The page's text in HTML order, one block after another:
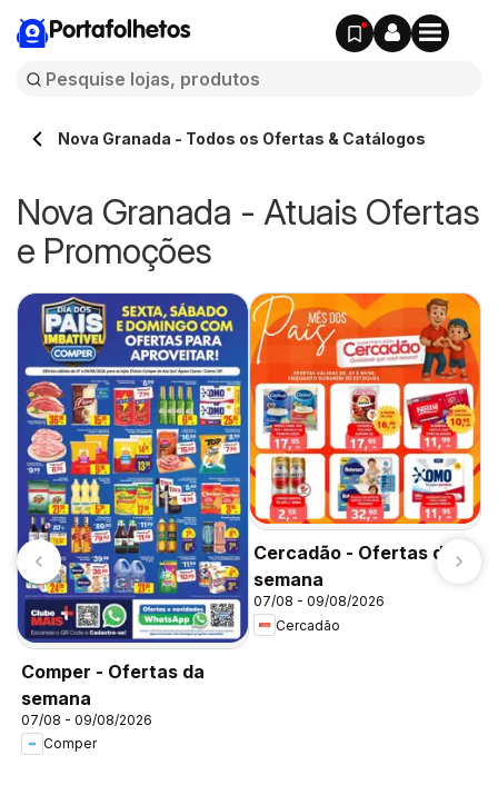
Portafolhetos
Nova Granada - Todos os Ofertas & Catálogos
Nova Granada - Atuais Ofertas
e Promoções
Comper - Ofertas da
semana
07/08 - 09/08/2026
Comper
Cercadão - Ofertas da
semana
07/08 - 09/08/2026
Cercadão